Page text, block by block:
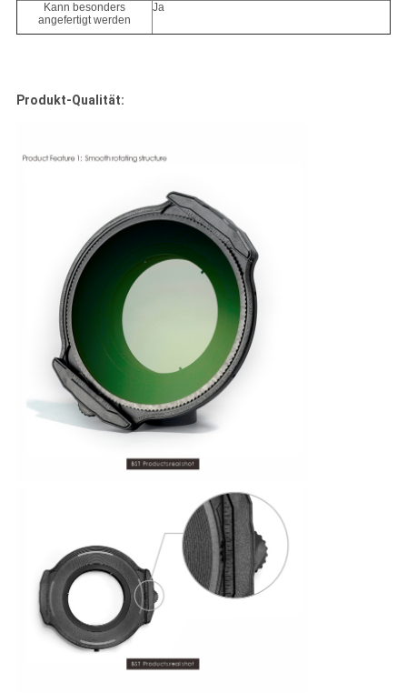
Kann besonders
angefertigt werden
Ja
Produkt-Qualität: